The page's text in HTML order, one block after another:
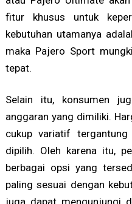
fitur khusus untuk
kebutuhan utamanya
maka Pajero Sport
tepat.
Selain itu, konsumen
anggaran yang dimiliki.
cukup variatif
dipilih. Oleh karena itu,
berbagai opsi yang
paling sesuai dengan
juga dapat mengunjungi